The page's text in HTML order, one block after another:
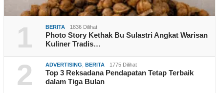
1 BERITA 1836 Dilihat
Photo Story Kethak Bu Sulastri Angkat Warisan
Kuliner Tradis…
2 ADVERTISING BERITA 1775 Dilihat
Top 3 Reksadana Pendapatan Tetap Terbaik
dalam Tiga Bulan